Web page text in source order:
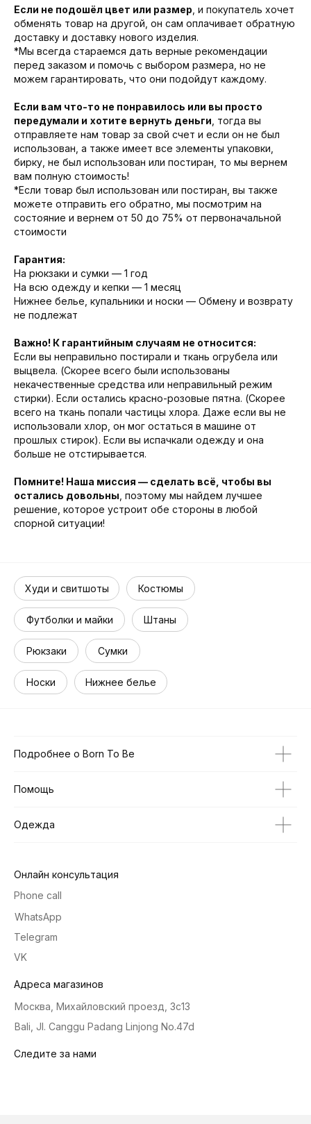
Если не подошёл цвет или размер , и покупатель хочет
обменять товар на другой, он сам оплачивает обратную
доставку и доставку нового изделия.
*Мы всегда стараемся дать верные рекомендации
перед заказом и помочь с выбором размера, но не
можем гарантировать, что они подойдут каждому.
Если вам что-то не понравилось или вы просто
передумали и хотите вернуть деньги , тогда вы
отправляете нам товар за свой счет и если он не был
использован, а также имеет все элементы упаковки,
бирку, не был использован или постиран, то мы вернем
вам полную стоимость!
*Если товар был использован или постиран, вы также
можете отправить его обратно, мы посмотрим на
состояние и вернем от 50 до 75% от первоначальной
стоимости
Гарантия:
На рюкзаки и сумки — 1 год
На всю одежду и кепки — 1 месяц
Нижнее белье, купальники и носки — Обмену и возврату
не подлежат
Важно! К гарантийным случаям не относится:
Если вы неправильно постирали и ткань огрубела или
выцвела. (Скорее всего были использованы
некачественные средства или неправильный режим
стирки). Если остались красно-розовые пятна. (Скорее
всего на ткань попали частицы хлора. Даже если вы не
использовали хлор, он мог остаться в машине от
прошлых стирок). Если вы испачкали одежду и она
больше не отстирывается.
Помните! Наша миссия — сделать всё, чтобы вы
остались довольны , поэтому мы найдем лучшее
решение, которое устроит обе стороны в любой
спорной ситуации!
Худи и свитшоты
Футболки и майки Штаны
Костюмы
Рюкзаки Сумки
Носки Нижнее белье
Подробнее о Born To Be
Помощь
Одежда
Онлайн консультация
Адреса магазинов
Следите за нами
WhatsApp
Telegram
Москва, Михайловский проезд, 3с13
Bali, Jl. Canggu Padang Linjong No.47d
VK
Phone call